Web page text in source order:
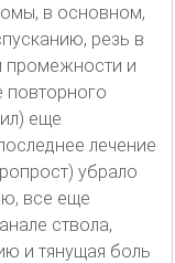
в основном,
резь в
промежности и
повторного
еще
лечение
убрало
все еще
ствола,
и тянущая боль